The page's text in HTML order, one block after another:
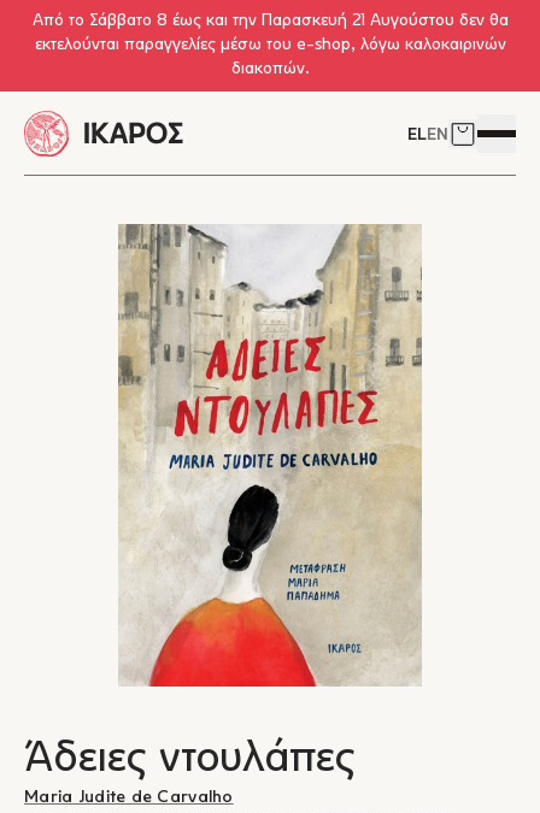
Skip to main content
Από το Σάββατο 8 έως και την Παρασκευή 21 Αυγούστου δεν θα
εκτελούνται παραγγελίες μέσω του e-shop, λόγω καλοκαιρινών
διακοπών.
ELEN Δείτε το
Άδειες ντουλάπες
Maria Judite de Carvalho